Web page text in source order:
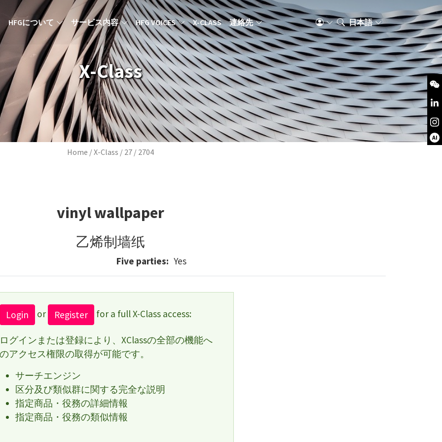
MAIN NAVIGATION JA
HFGについて サービス内容 HFG VOICES X-CLASS 連絡先 日本語
X-Class
Breadcrumb
Home X-Class 27 2704
vinyl wallpaper
乙烯制墙纸
Five parties Yes
Login or Register for a full X-Class access:
ログインまたは登録により、XClassの全部の機能へ
のアクセス権限の取得が可能です。
サーチエンジン
区分及び類似群に関する完全な説明
指定商品・役務の詳細情報
指定商品・役務の類似情報
AI